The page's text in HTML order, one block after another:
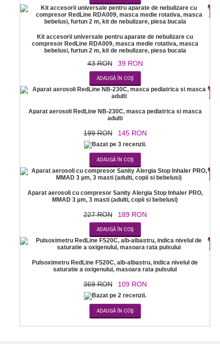
Kit accesorii universale pentru aparate de nebulizare cu
compresor RedLine RDA009, masca medie rotativa, masca
bebelusi, furtun 2 m, kit de nebulizare, piesa bucala
43 RON 39 RON
Aparat aerosoli RedLine NB-230C, masca pediatrica si masca
adulti
199 RON 145 RON
Aparat aerosoli cu compresor Sanity Alergia Stop Inhaler PRO,
MMAD 3 µm, 3 masti (adulti, copii si bebelusi)
227 RON 189 RON
Pulsoximetru RedLine FS20C, alb-albastru, indica nivelul de
saturatie a oxigenului, masoara rata pulsului
369 RON 109 RON